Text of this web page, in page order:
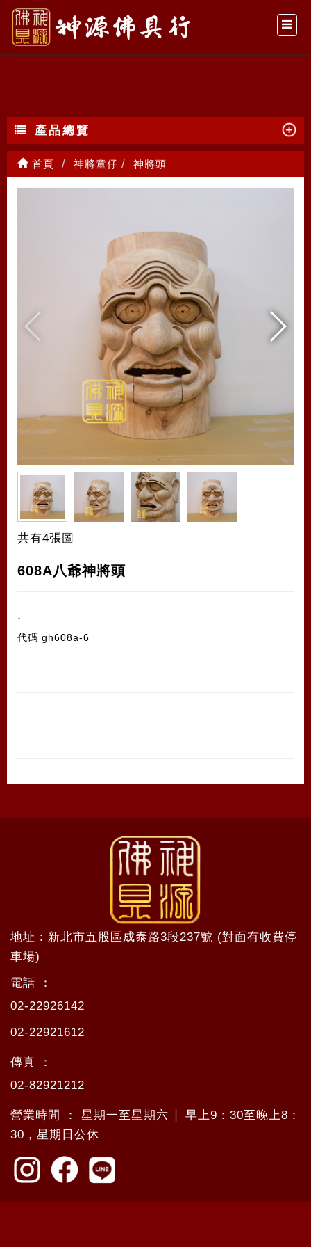
神將頭
產品總覽
首頁 神將童仔 神將頭
共有4張圖
608A八爺神將頭
.
代碼 gh608a-6
地址 : 新北市五股區成泰路3段237號 (對面有收費停
車場)
電話 ：
02-22926142
02-22921612
傳真 ：
02-82921212
營業時間 ： 星期一至星期六 │ 早上9：30至晚上8：
30，星期日公休